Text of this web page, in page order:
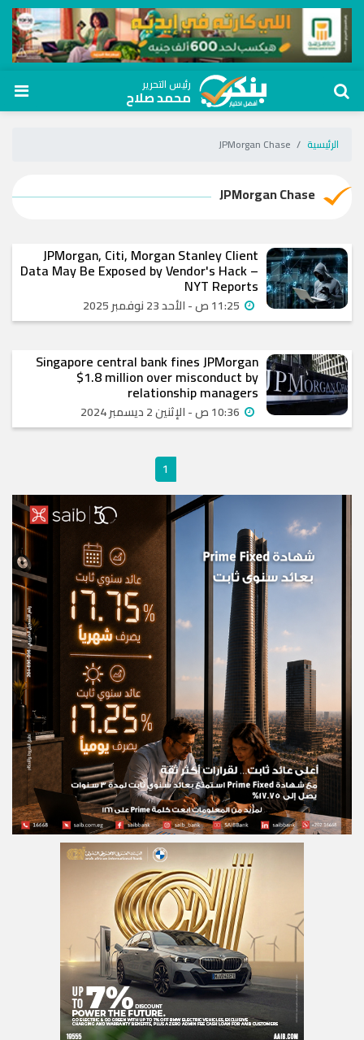
رئيس التحرير
محمد صلاح
الرئيسية JPMorgan Chase
JPMorgan Chase
JPMorgan, Citi, Morgan Stanley Client
Data May Be Exposed by Vendor's Hack –
NYT Reports
Singapore central bank fines JPMorgan
$1.8 million over misconduct by
relationship managers
1